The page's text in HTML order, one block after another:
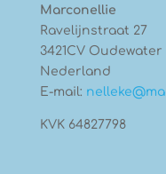
Marconellie
Ravelijnstraat 27
3421CV Oudewater
Nederland
E-mail:
KVK 64827798